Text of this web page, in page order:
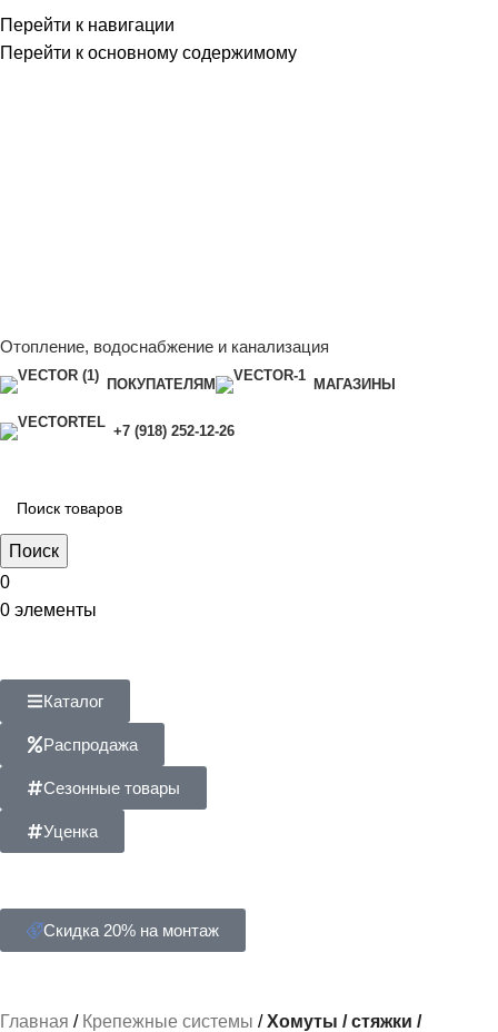
Перейти к навигации
Перейти к основному содержимому
Отопление, водоснабжение и канализация
ПОКУПАТЕЛЯМ МАГАЗИНЫ
+7 (918) 252-12-26
Поиск
0
0 элементы
Каталог
Распродажа
Сезонные товары
Уценка
Скидка 20% на монтаж
Главная Крепежные системы
Хомуты / стяжки /